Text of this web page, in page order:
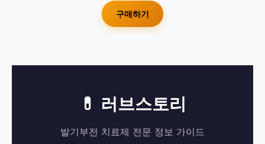
구매하기
💊 러브스토리
발기부전 치료제 전문 정보 가이드